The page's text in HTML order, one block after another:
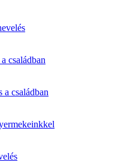
családban
a családban